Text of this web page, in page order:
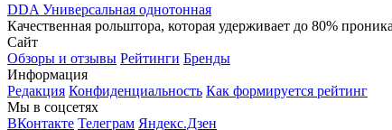
DDA Универсальная однотонная
Качественная рольштора, которая удерживает до 80%
Сайт
Обзоры и отзывы Рейтинги Бренды
Информация
Редакция Конфиденциальность Как формируется рейтинг
Мы в соцсетях
ВКонтакте Телеграм Яндекс.Дзен